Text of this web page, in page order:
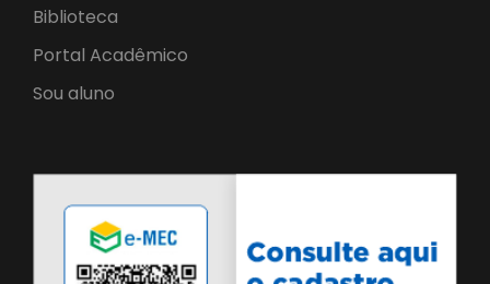
Biblioteca
Portal Acadêmico
Sou aluno